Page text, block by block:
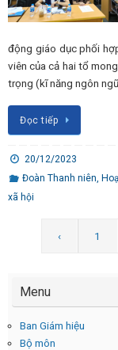
động giáo dục phối
viên của cả hai tổ
trọng (kĩ năng ngôn
Đọc tiếp
20/12/2023
Đoàn Thanh niên
xã hội
‹ 1
Menu
Ban Giám hiệu
Bộ môn